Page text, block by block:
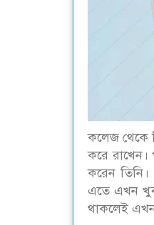
কলেজ থেকে
করে রাখেন।
করেন
এতে এখন
থাকলেই এখন